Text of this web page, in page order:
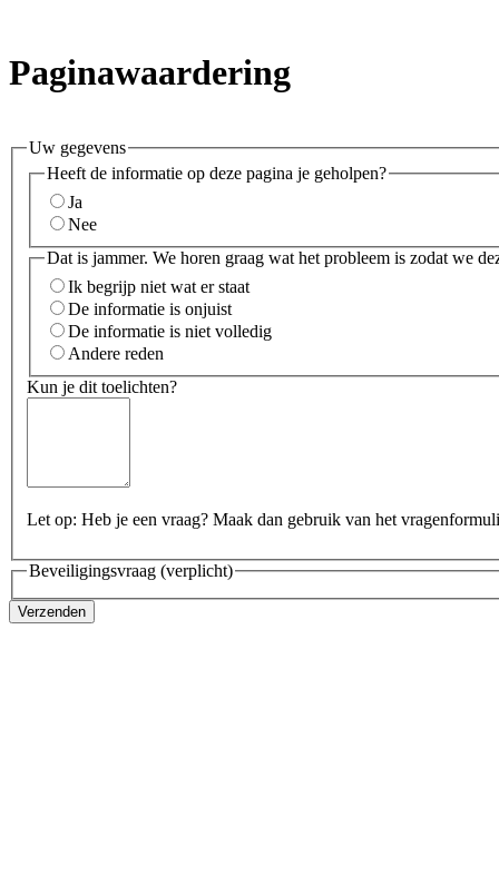
Paginawaardering
Uw gegevens
Heeft de informatie op deze pagina je geholpen?
Ja
Nee
Dat is jammer. We horen graag wat het probleem is zodat we
Ik begrijp niet wat er staat
De informatie is onjuist
De informatie is niet volledig
Andere reden
Kun je dit toelichten?
Let op: Heb je een vraag? Maak dan gebruik van het
Beveiligingsvraag (verplicht)
Verzenden